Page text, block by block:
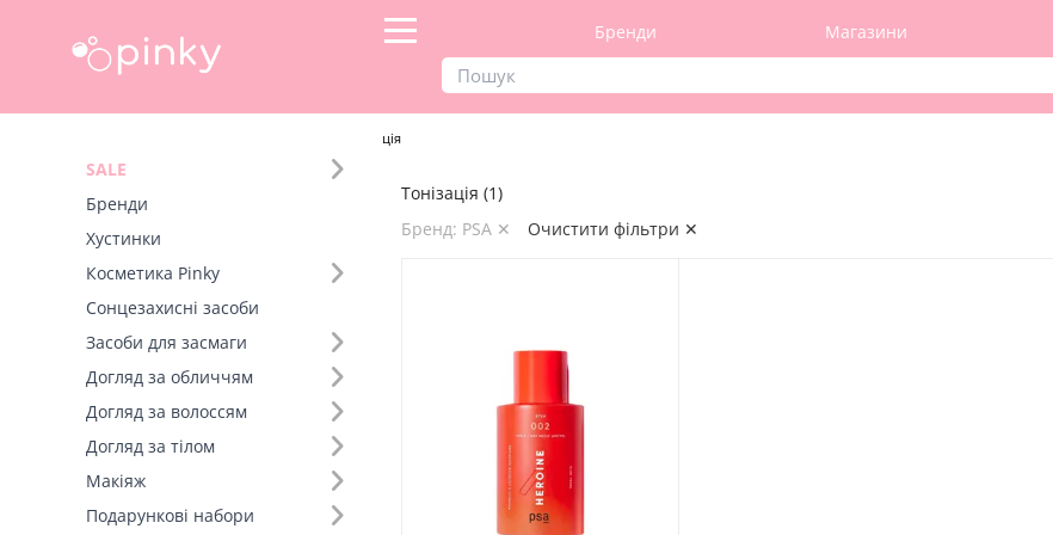
Бренди Магазини
SALE
Бренди
Хустинки
Косметика Pinky
Сонцезахисні засоби
Засоби для засмаги
Догляд за обличчям
Догляд за волоссям
Догляд за тілом
Макіяж
Подарункові набори
Тонізація
Фільтр
Бренд (21)
Тип шкіри (1)
Діюча речовина (1)
Тонізація (1)
Бренд: PSA ✕
Очистити фільтри ✕